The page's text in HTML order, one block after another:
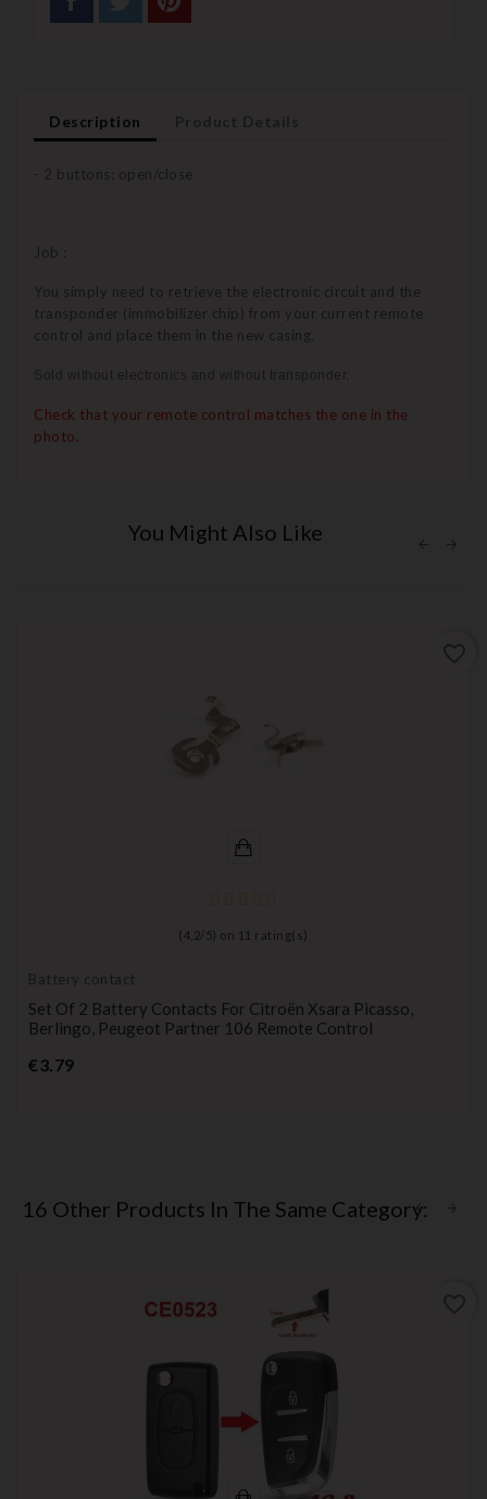
Description
- 2 buttons: open/close
Job :
You simply need to retrieve the electronic circuit and the
transponder (immobilizer chip) from your current remote
control and place them in the new casing.
Sold without electronics and without transponder.
Check that your remote control matches the one in the
photo.
You Might Also Like
( 4,2/ 5) on 11 rating(s)
Battery contact
Set Of 2 Battery Contacts For Citroën Xsara Picasso,
Berlingo, Peugeot Partner 106 Remote Control
€3.79Price
16 Other Products In The Same Category: